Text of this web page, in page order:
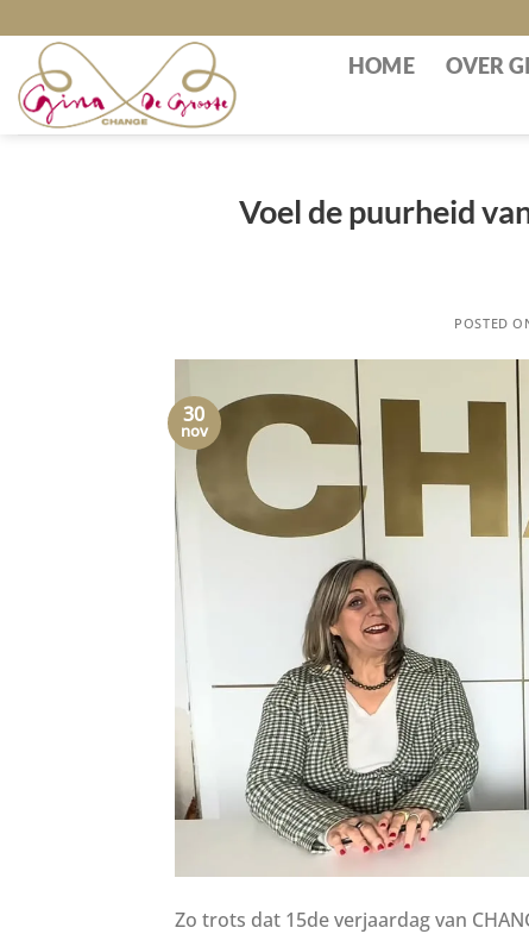
to
content
HOME OVER
Voel de puurheid
POSTED
30
nov
Zo trots dat 15de verjaardag van